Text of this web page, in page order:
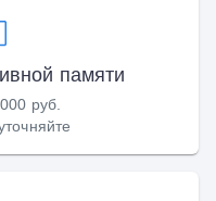
памяти
руб.